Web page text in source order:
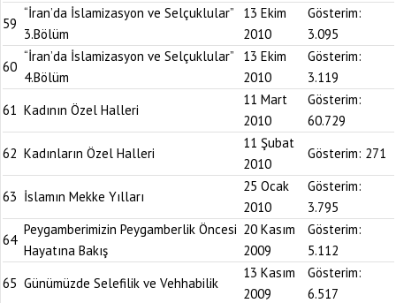
59
“İran’da İslamizasyon ve Selçuklular”
3.Bölüm
13 Ekim
2010
Gösterim:
3.095
60
“İran’da İslamizasyon ve Selçuklular”
4.Bölüm
13 Ekim
2010
Gösterim:
3.119
61 Kadının Özel Halleri
11 Mart
2010
Gösterim:
60.729
62 Kadınların Özel Halleri
11 Şubat
2010
Gösterim: 271
63 İslamın Mekke Yılları
25 Ocak
2010
Gösterim:
3.795
64
Peygamberimizin Peygamberlik Öncesi
Hayatına Bakış
20 Kasım
2009
Gösterim:
5.112
65 Günümüzde Selefilik ve Vehhabilik
13 Kasım
2009
Gösterim:
6.517